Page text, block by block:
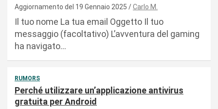
Aggiornamento del 19 Gennaio 2025 Carlo M.
Il tuo nome La tua email Oggetto Il tuo
messaggio (facoltativo) L’avventura del gaming
ha navigato…
RUMORS
Perché utilizzare un’applicazione antivirus
gratuita per Android